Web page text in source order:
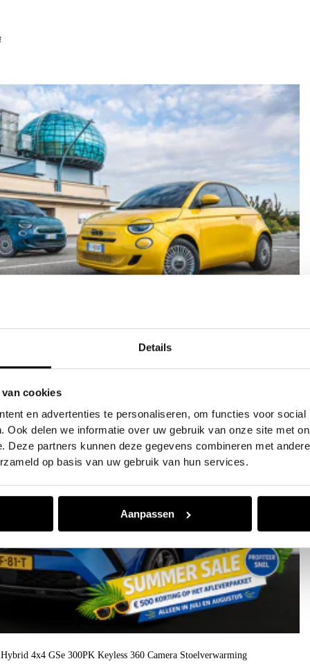
Details
cookies
en advertenties te personaliseren, om functies voor
Ook delen we informatie over uw gebruik van onze site met
Deze partners kunnen deze gegevens combineren met
op basis van uw gebruik van hun services.
Aanpassen
bij schade
4x4 GSe 300PK Keyless 360 Camera Stoelverwarming